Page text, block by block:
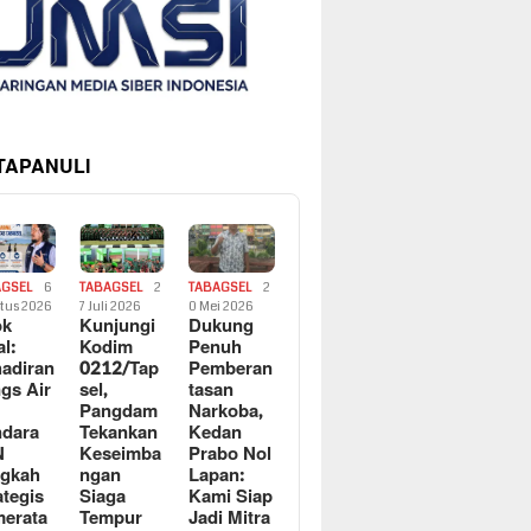
6
2026
Air
TABAGSEL
2
7 Juli 2026
Kunjungi
Kodim
0212/Tap
sel,
Pangdam
Tekankan
Keseimba
ngan
Siaga
Tempur
TABAGSEL
2
0 Mei 2026
Dukung
Penuh
Pemberan
tasan
Narkoba,
Kedan
Prabo Nol
Lapan:
Kami Siap
Jadi Mitra